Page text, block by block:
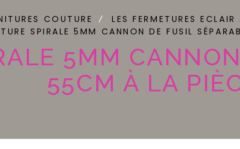
COUTURE LES FERMETURES
SPIRALE 5MM CANNON DE FUSIL
5MM
55CM À LA